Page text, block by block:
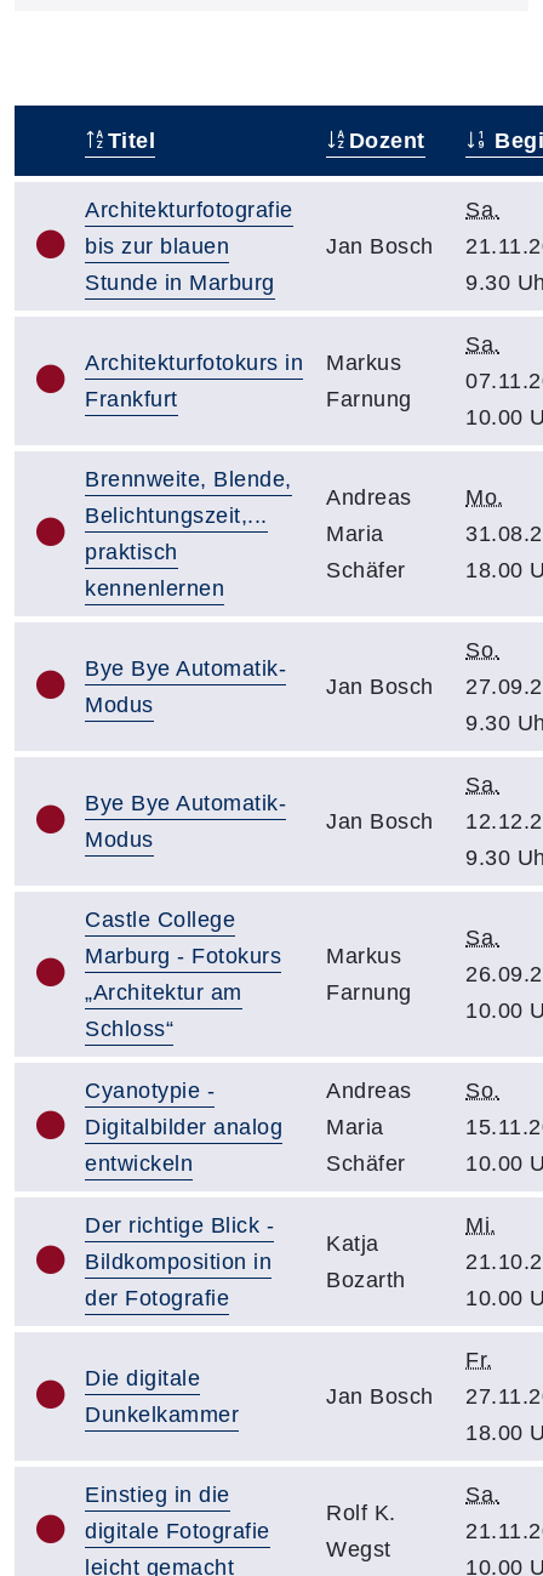
Titel Dozent
Architekturfotografie
bis zur blauen
Stunde in Marburg
Jan Bosch
Sa.
9.30
Architekturfotokurs in
Frankfurt
Markus
Farnung
Sa.
10.00
Brennweite, Blende,
Belichtungszeit,...
praktisch
kennenlernen
Andreas
Maria
Schäfer
Mo.
18.00
Bye Bye Automatik-
Modus
Jan Bosch
So.
9.30
Bye Bye Automatik-
Modus
Jan Bosch
Sa.
9.30
Castle College
Marburg - Fotokurs
„Architektur am
Schloss“
Markus
Farnung
Sa.
10.00
Cyanotypie -
Digitalbilder analog
entwickeln
Andreas
Maria
Schäfer
So.
10.00
Der richtige Blick -
Bildkomposition in
der Fotografie
Katja
Bozarth
Mi.
10.00
Die digitale
Dunkelkammer
Jan Bosch
Fr.
18.00
Einstieg in die
digitale Fotografie
leicht gemacht
Rolf K.
Wegst
Sa.
10.00